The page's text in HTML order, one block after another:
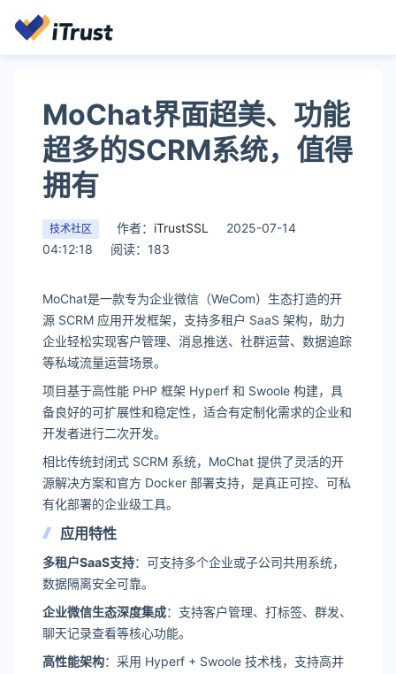
MoChat界面超美、功能
超多的SCRM系统，值得
拥有
技术社区 作者： iTrustSSL
2025-07-14
04:12:18
阅读：183
MoChat是一款专为企业微信（WeCom）生态打造的开
源 SCRM 应用开发框架，支持多租户 SaaS 架构，助力
企业轻松实现客户管理、消息推送、社群运营、数据追踪
等私域流量运营场景。
项目基于高性能 PHP 框架 Hyperf 和 Swoole 构建，具
备良好的可扩展性和稳定性，适合有定制化需求的企业和
开发者进行二次开发。
相比传统封闭式 SCRM 系统，MoChat 提供了灵活的开
源解决方案和官方 Docker 部署支持，是真正可控、可私
有化部署的企业级工具。
应用特性
多租户SaaS支持：可支持多个企业或子公司共用系统，
数据隔离安全可靠。
企业微信生态深度集成：支持客户管理、打标签、群发、
聊天记录查看等核心功能。
高性能架构：采用 Hyperf + Swoole 技术栈，支持高并